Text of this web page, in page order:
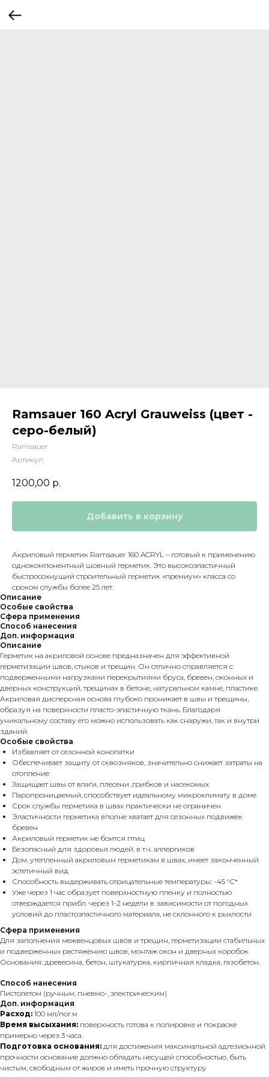
Ramsauer 160 Acryl Grauweiss (цвет -
серо-белый)
Ramsauer
Артикул:
1200,00 р.
Добавить в корзину
Акриловый герметик Ramsauer 160 ACRYL – готовый к применению
однокомпонентный шовный герметик. Это высокоэластичный
быстросохнущий строительный герметик «премиум» класса со
сроком службы более 25 лет.
Описание
Особые свойства
Сфера применения
Способ нанесения
Доп. информация
Описание
Герметик на акриловой основе предназначен для эффективной
герметизации швов, стыков и трещин. Он отлично справляется с
подверженными нагрузками перекрытиями бруса, бревен, оконных и
дверных конструкций, трещинах в бетоне, натуральном камне, пластике.
Акриловая дисперсная основа глубоко проникает в швы и трещины,
образуя на поверхности пласто-эластичную ткань. Благодаря
уникальному составу его можно использовать как снаружи, так и внутри
зданий.
Особые свойства
Избавляет от сезонной конопатки
Обеспечивает защиту от сквозняков, значительно снижает затраты на
отопление
Защищает швы от влаги, плесени ,грибков и насекомых
Паропроницаемый, способствует идеальному микроклимату в доме
Срок службы герметика в швах практически не ограничен
Эластичности герметика вполне хватает для сезонных подвижек
бревен
Акриловый герметик не боится птиц
Безопасный для здоровья людей, в т.ч. аллергиков
Дом, утепленный акриловым герметикам в швах, имеет законченный
эстетичный вид
Способность выдерживать отрицательные температуры: -45 °С*
Уже через 1 час образует поверхностную пленку и полностью
отверждается прибл. через 1-2 недели в зависимости от погодных
условий до пластоэластичного материала, не склонного к рыхлости
Сфера применения
Для заполнения межвенцовых швов и трещин, герметизации стабильных
и подверженных растяжению швов, монтаж окон и дверных коробок.
Основания: древесина, бетон, штукатурка, кирпичная кладка, газобетон.
Способ нанесения
Пистолетом (ручным, пневмо-, электрическим)
Доп. информация
Расход: 100 мл/пог.м
Время высыхания: поверхность готова к полировке и покраске
примерно через 3 часа.
Подготовка основания: для достижения максимальной адгезионной
прочности основание должно обладать несущей способностью, быть
чистым, свободным от жиров и иметь прочную структуру